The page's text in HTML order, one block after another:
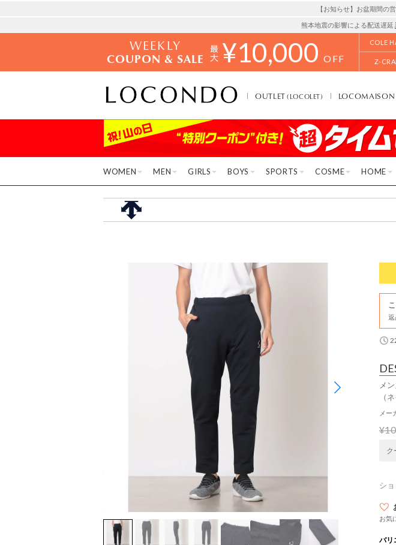
【お知らせ】お盆期間の
熊本地震の影響による配送遅延
WEEKLY
COUPON & SALE ¥10,000 OFF
COLE
Z-
OUTLET(LOCOLET) LOCOMAISON
WOMEN MEN GIRLS BOYS SPORTS COSME HOME
返
メ
（
メー
ク
ショ
お気
バリ